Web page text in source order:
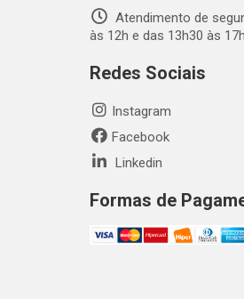
Atendimento de
às 12h e das 13h30 às
Redes Sociais
Instagram
Facebook
Linkedin
Formas de